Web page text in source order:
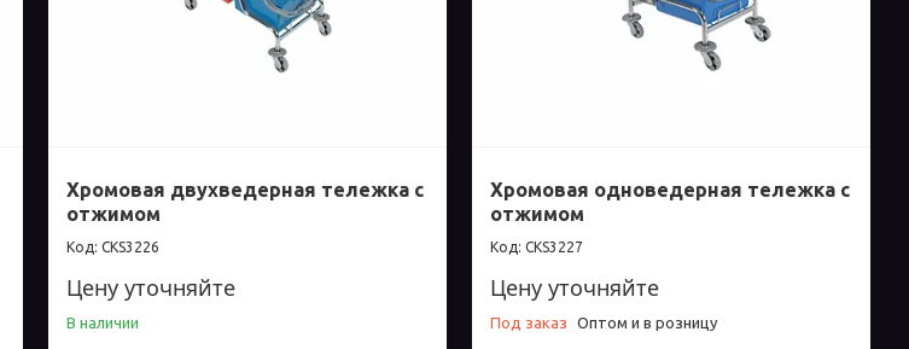
Хромовая двухведерная тележка с
отжимом
СКS3226
Цену уточняйте
В наличии
Хромовая одноведерная тележка с
отжимом
СКS3227
Цену уточняйте
Под заказ Оптом и в розницу